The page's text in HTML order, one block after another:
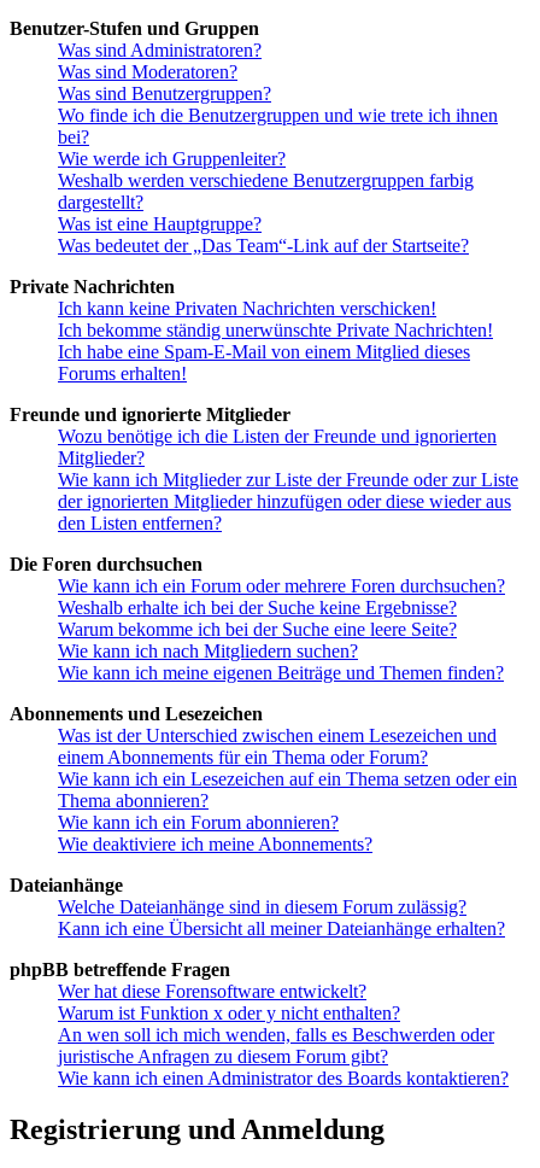
Benutzer-Stufen und Gruppen
Was sind Administratoren?
Was sind Moderatoren?
Was sind Benutzergruppen?
Wo finde ich die Benutzergruppen und wie trete ich ihnen
bei?
Wie werde ich Gruppenleiter?
Weshalb werden verschiedene Benutzergruppen farbig
dargestellt?
Was ist eine Hauptgruppe?
Was bedeutet der „Das Team“-Link auf der Startseite?
Private Nachrichten
Ich kann keine Privaten Nachrichten verschicken!
Ich bekomme ständig unerwünschte Private Nachrichten!
Ich habe eine Spam-E-Mail von einem Mitglied dieses
Forums erhalten!
Freunde und ignorierte Mitglieder
Wozu benötige ich die Listen der Freunde und ignorierten
Mitglieder?
Wie kann ich Mitglieder zur Liste der Freunde oder zur Liste
der ignorierten Mitglieder hinzufügen oder diese wieder aus
den Listen entfernen?
Die Foren durchsuchen
Wie kann ich ein Forum oder mehrere Foren durchsuchen?
Weshalb erhalte ich bei der Suche keine Ergebnisse?
Warum bekomme ich bei der Suche eine leere Seite?
Wie kann ich nach Mitgliedern suchen?
Wie kann ich meine eigenen Beiträge und Themen finden?
Abonnements und Lesezeichen
Was ist der Unterschied zwischen einem Lesezeichen und
einem Abonnements für ein Thema oder Forum?
Wie kann ich ein Lesezeichen auf ein Thema setzen oder ein
Thema abonnieren?
Wie kann ich ein Forum abonnieren?
Wie deaktiviere ich meine Abonnements?
Dateianhänge
Welche Dateianhänge sind in diesem Forum zulässig?
Kann ich eine Übersicht all meiner Dateianhänge erhalten?
phpBB betreffende Fragen
Wer hat diese Forensoftware entwickelt?
Warum ist Funktion x oder y nicht enthalten?
An wen soll ich mich wenden, falls es Beschwerden oder
juristische Anfragen zu diesem Forum gibt?
Wie kann ich einen Administrator des Boards kontaktieren?
Registrierung und Anmeldung